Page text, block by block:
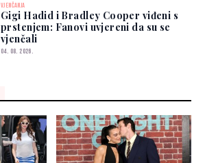
VJENČANJA
Gigi Hadid i Bradley Cooper viđeni s
prstenjem: Fanovi uvjereni da su se
vjenčali
04. 08. 2026.